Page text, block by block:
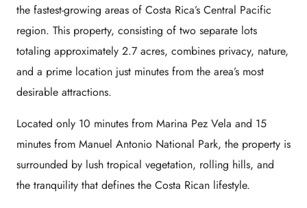
the fastest-growing areas of Costa Rica’s Central Pacific
region. This property, consisting of two separate lots
totaling approximately 2.7 acres, combines privacy, nature,
and a prime location just minutes from the area’s most
desirable attractions.
Located only 10 minutes from Marina Pez Vela and 15
minutes from Manuel Antonio National Park, the property is
surrounded by lush tropical vegetation, rolling hills, and
the tranquility that defines the Costa Rican lifestyle.